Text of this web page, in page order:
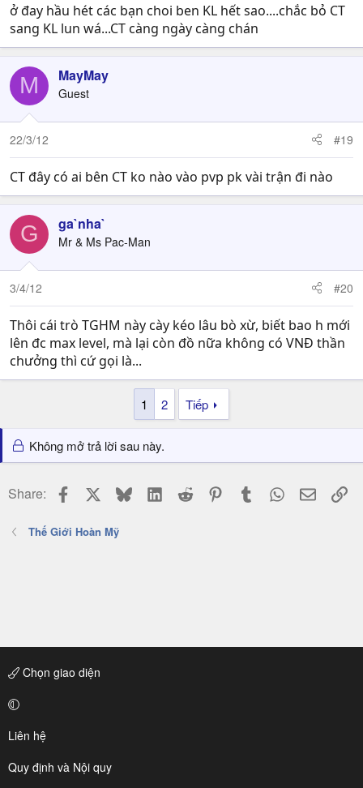
ở đay hầu hét các bạn choi ben KL hết sao....chắc bỏ CT
sang KL lun wá...CT càng ngày càng chán
M MayMay
Guest
22/3/12 #19
CT đây có ai bên CT ko nào vào pvp pk vài trận đi nào
G ga`nha`
Mr & Ms Pac-Man
3/4/12 #20
Thôi cái trò TGHM này cày kéo lâu bò xừ, biết bao h mới
lên đc max level, mà lại còn đồ nữa không có VNĐ thần
chưởng thì cứ gọi là...
1 2 Tiếp
Không mở trả lời sau này.
Share: Facebook BlueskyLinkedIn
Reddit PinterestTumblr WhatsApp
Email
Thế Giới Hoàn Mỹ
Chọn giao diện
Liên hệ
Quy định và Nội quy